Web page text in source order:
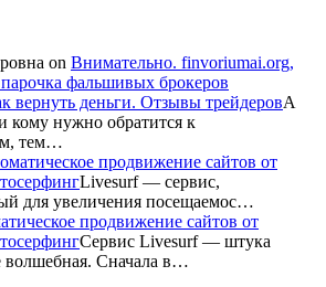
on Внимательно. finvoriumai.org,
фальшивых брокеров
вернуть деньги. Отзывы трейдеровА
кому нужно обратится к
тем…
продвижение сайтов от
Livesurf — сервис,
для увеличения посещаемос…
продвижение сайтов от
Сервис Livesurf — штука
волшебная. Сначала в…